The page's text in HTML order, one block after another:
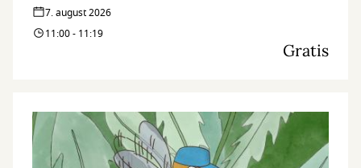
7. august 2026
11:00 - 11:19
Gratis